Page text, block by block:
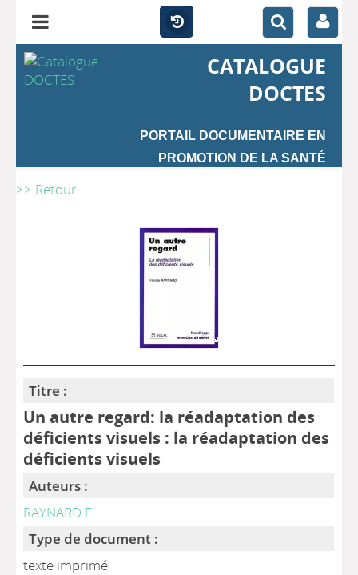
CATALOGUE
DOCTES
PORTAIL DOCUMENTAIRE EN
PROMOTION DE LA SANTÉ
>> Retour
Titre :
Un autre regard: la réadaptation des
déficients visuels : la réadaptation des
déficients visuels
Auteurs :
RAYNARD F.
Type de document :
texte imprimé